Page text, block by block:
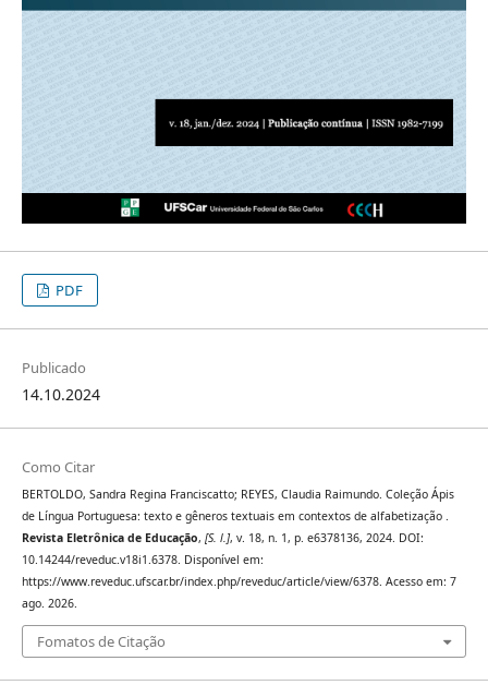
PDF
Publicado
14.10.2024
Como Citar
BERTOLDO, Sandra Regina Franciscatto; REYES, Claudia Raimundo. Coleção Ápis
de Língua Portuguesa: texto e gêneros textuais em contextos de alfabetização .
Revista Eletrônica de Educação, [S. l.], v. 18, n. 1, p. e6378136, 2024. DOI:
10.14244/reveduc.v18i1.6378. Disponível em:
https://www.reveduc.ufscar.br/index.php/reveduc/article/view/6378. Acesso em: 7
ago. 2026.
Fomatos de Citação